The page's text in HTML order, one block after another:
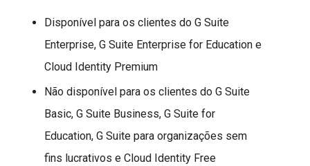
Disponível para os clientes do G Suite
Enterprise, G Suite Enterprise for Education e
Cloud Identity Premium
Não disponível para os clientes do G Suite
Basic, G Suite Business, G Suite for
Education, G Suite para organizações sem
fins lucrativos e Cloud Identity Free